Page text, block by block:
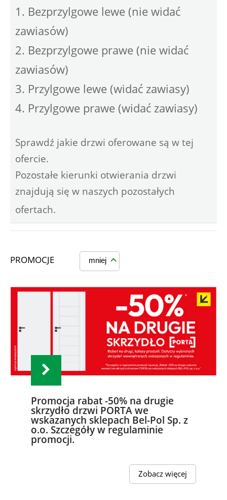
1. Bezprzylgowe lewe (nie widać
zawiasów)
2. Bezprzylgowe prawe (nie widać
zawiasów)
3. Przylgowe lewe (widać zawiasy)
4. Przylgowe prawe (widać zawiasy)
Sprawdź jakie drzwi oferowane są w tej
ofercie.
Pozostałe kierunki otwierania drzwi
znajdują się w naszych pozostałych
ofertach.
PROMOCJE mniej
Promocja rabat -50% na drugie
skrzydło drzwi PORTA we
wskazanych sklepach Bel-Pol Sp. z
o.o. Szczegóły w regulaminie
promocji.
Zobacz więcej